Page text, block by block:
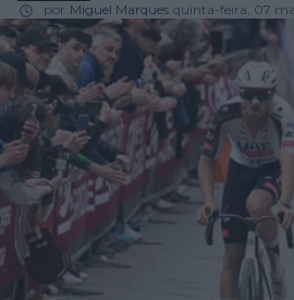
por Miguel Marques quinta-feira, 07